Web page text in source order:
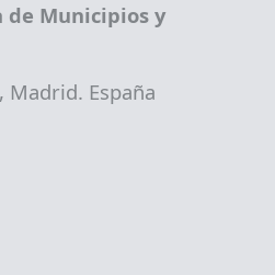
de Municipios y
Madrid. España